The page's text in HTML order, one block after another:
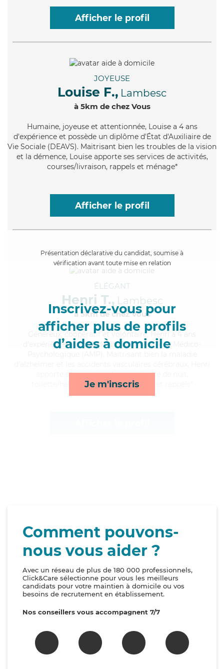
Afficher le profil
JOYEUSE
Louise F., Lambesc
à 5km de chez Vous
Humaine, joyeuse et attentionnée, Louise a 4 ans
d'expérience et possède un diplôme d'État d'Auxiliaire de
Vie Sociale (DEAVS). Maitrisant bien les troubles de la vision
et la démence, Louise apporte ses services de activités,
courses/livraison, rappels et ménage*
Afficher le profil
Présentation déclarative du candidat, soumise à
vérification avant toute mise en relation
Inscrivez-vous pour
afficher plus de profils
d’aides à domicile
Je m'inscris
ÉLÉGANT
Henri T., Lambesc
à 5km de chez Vous
, coopératif et volontaire, Henri a 4 ans
d'expérience et possède un diplôme d'Aide Médico-
apporte ses services de surveillance de nuit,
toilette/habillage, courses/livraison et rappels*
Comment pouvons-
nous vous aider ?
Avec un réseau de plus de 180 000 professionnels,
Click&Care sélectionne pour vous les meilleurs
candidats pour votre maintien à domicile ou vos
besoins de recrutement en établissement.
Nos conseillers vous accompagnent 7/7